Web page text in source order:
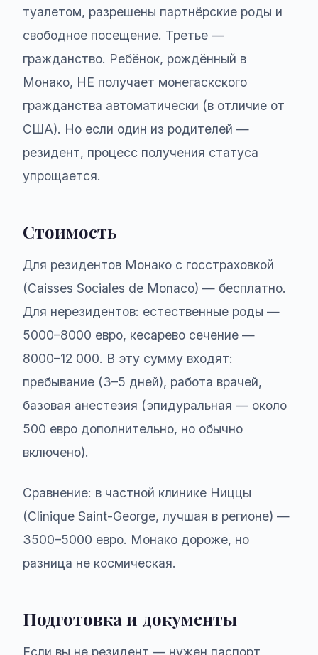
туалетом, разрешены партнёрские роды и
свободное посещение. Третье —
гражданство. Ребёнок, рождённый в
Монако, НЕ получает монегаскского
гражданства автоматически (в отличие от
США). Но если один из родителей —
резидент, процесс получения статуса
упрощается.
Стоимость
Для резидентов Монако с госстраховкой
(Caisses Sociales de Monaco) — бесплатно.
Для нерезидентов: естественные роды —
5000–8000 евро, кесарево сечение —
8000–12 000. В эту сумму входят:
пребывание (3–5 дней), работа врачей,
базовая анестезия (эпидуральная — около
500 евро дополнительно, но обычно
включено).
Сравнение: в частной клинике Ниццы
(Clinique Saint-George, лучшая в регионе) —
3500–5000 евро. Монако дороже, но
разница не космическая.
Подготовка и документы
Если вы не резидент — нужен паспорт,